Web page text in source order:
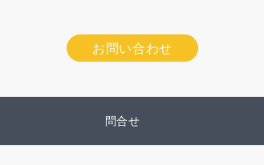
お問い合わせ
問合せ